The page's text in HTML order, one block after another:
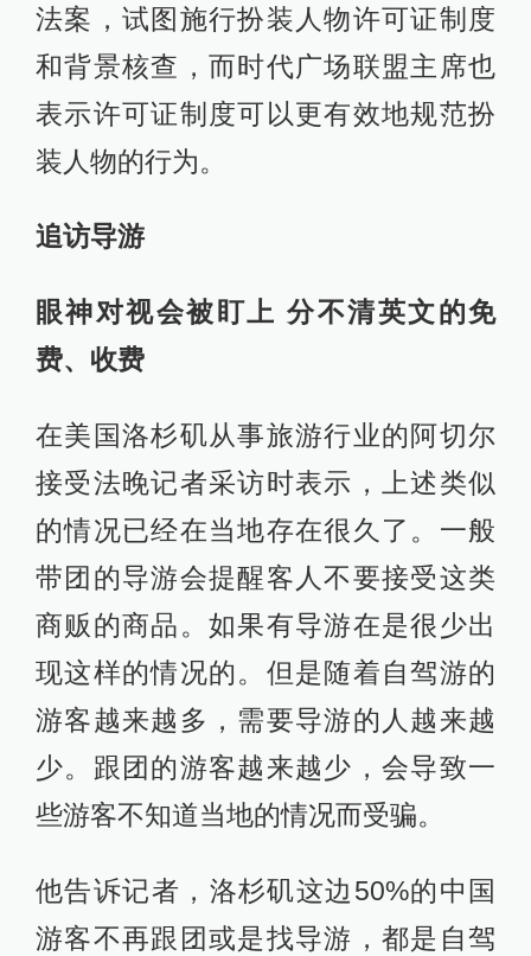
法案，试图施行扮装人物许可证制度
和背景核查，而时代广场联盟主席也
表示许可证制度可以更有效地规范扮
装人物的行为。
追访导游
眼神对视会被盯上 分不清英文的免
费、收费
在美国洛杉矶从事旅游行业的阿切尔
接受法晚记者采访时表示，上述类似
的情况已经在当地存在很久了。一般
带团的导游会提醒客人不要接受这类
商贩的商品。如果有导游在是很少出
现这样的情况的。但是随着自驾游的
游客越来越多，需要导游的人越来越
少。跟团的游客越来越少，会导致一
些游客不知道当地的情况而受骗。
他告诉记者，洛杉矶这边50%的中国
游客不再跟团或是找导游，都是自驾